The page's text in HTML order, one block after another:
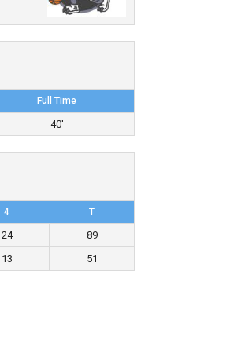
Full Time
40'
4 T
24
89
13 51